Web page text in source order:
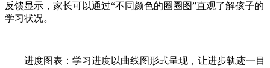
反馈显示，家长可以通过“不同颜色的圈圈图”直观了解孩子的
学习状况。
进度图表：学习进度以曲线图形式呈现，让进步轨迹一目